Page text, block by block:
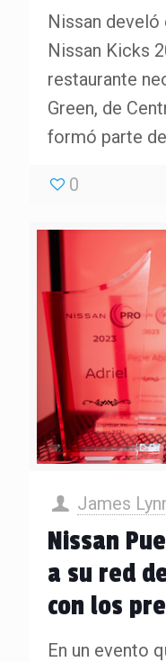
Nissan
Nissan Kicks
restaurante
Green, de
formó parte
0
James
Nissan
a su red
con los
En un evento